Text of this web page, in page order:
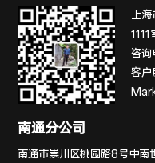
上
1111
咨询
客户
南通分公司
南通市崇川区桃园路8号中南